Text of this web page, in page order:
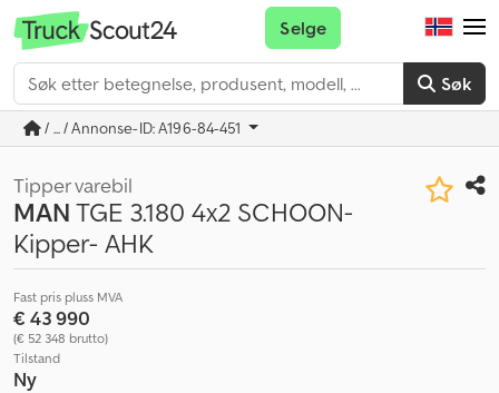
Søk
Selge
/ ... / Annonse-ID: A196-84-451
Tipper varebil
MANTGE 3.180 4x2 SCHOON-
Kipper- AHK
Fast pris pluss MVA
€ 43 990
(€ 52 348 brutto)
Tilstand
Ny